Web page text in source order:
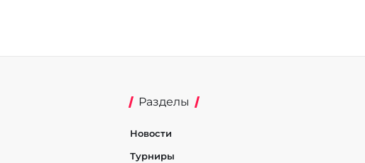
Разделы
Новости
Турниры